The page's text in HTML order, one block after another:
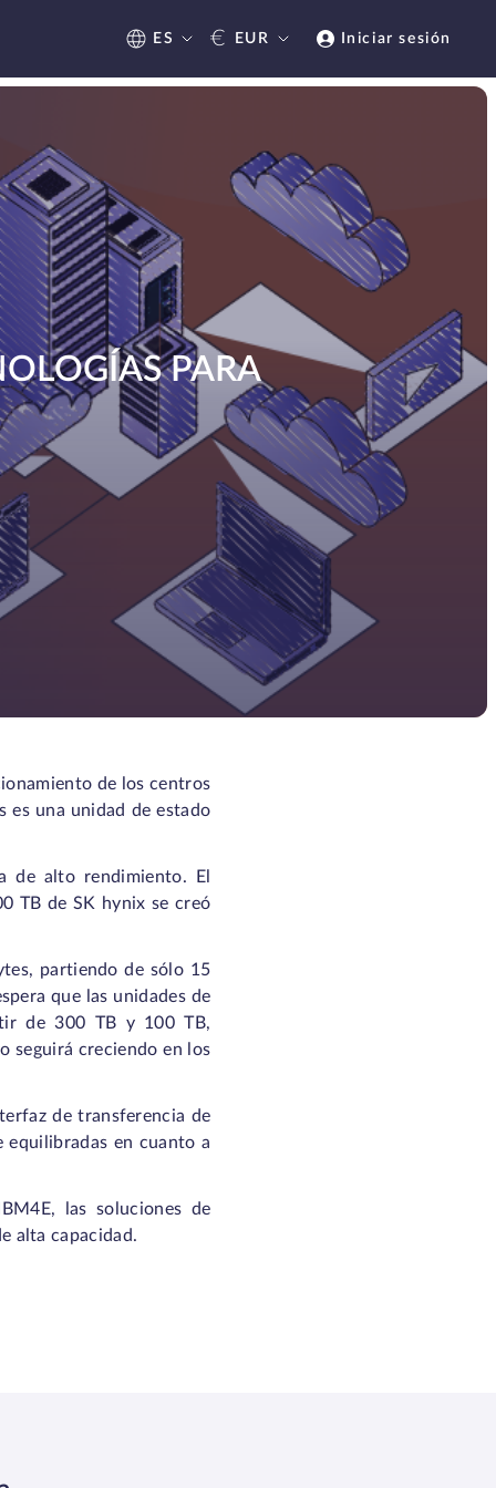
ES € EUR Iniciar sesión
PARA
de los centros
es una unidad de estado
de alto rendimiento. El
TB de SK hynix se creó
partiendo de sólo 15
que las unidades de
de 300 TB y 100 TB,
seguirá creciendo en los
de transferencia de
equilibradas en cuanto a
las soluciones de
alta capacidad.